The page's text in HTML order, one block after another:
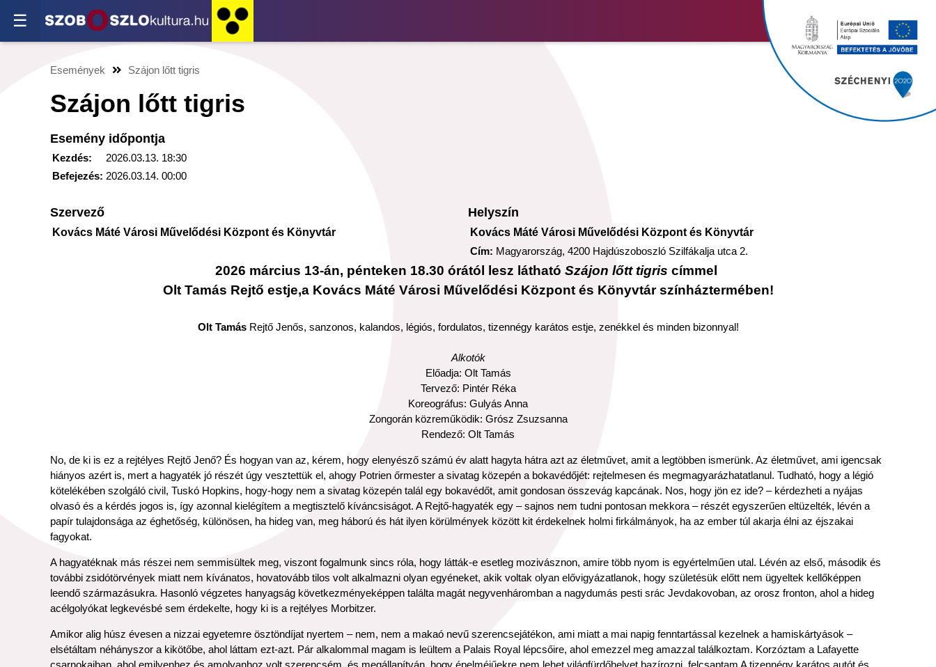
☰
Események Szájon lőtt tigris
Szájon lőtt tigris
Esemény időpontja
Kezdés:
2026.03.13. 18:30
Befejezés: 2026.03.14. 00:00
Szervező
Kovács Máté Városi Művelődési Központ és Könyvtár
Helyszín
Kovács Máté Városi Művelődési Központ és Könyvtár
Cím: Magyarország, 4200 Hajdúszoboszló Szilfákalja utca 2.
2026 március 13-án, pénteken 18.30 órától lesz látható Szájon lőtt tigris címmel
Olt Tamás Rejtő estje,a Kovács Máté Városi Művelődési Központ és Könyvtár színháztermében!
Olt Tamás Rejtő Jenős, sanzonos, kalandos, légiós, fordulatos, tizennégy karátos estje, zenékkel és minden bizonnyal!
Alkotók
Előadja: Olt Tamás
Tervező: Pintér Réka
Koreográfus: Gulyás Anna
Zongorán közreműködik: Grósz Zsuzsanna
Rendező: Olt Tamás
No, de ki is ez a rejtélyes Rejtő Jenő? És hogyan van az, kérem, hogy elenyésző számú év alatt hagyta hátra azt az életművet, amit a legtöbben ismerünk. Az életművet, ami igencsak
hiányos azért is, mert a hagyaték jó részét úgy vesztettük el, ahogy Potrien őrmester a sivatag közepén a bokavédőjét: rejtelmesen és megmagyarázhatatlanul. Tudható, hogy a légió
kötelékében szolgáló civil, Tuskó Hopkins, hogy-hogy nem a sivatag közepén talál egy bokavédőt, amit gondosan összevág kapcának. Nos, hogy jön ez ide? – kérdezheti a nyájas
olvasó és a kérdés jogos is, így azonnal kielégítem a megtisztelő kíváncsiságot. A Rejtő-hagyaték egy – sajnos nem tudni pontosan mekkora – részét egyszerűen eltüzelték, lévén a
papír tulajdonsága az éghetőség, különösen, ha hideg van, meg háború és hát ilyen körülmények között kit érdekelnek holmi firkálmányok, ha az ember túl akarja élni az éjszakai
fagyokat.
A hagyatéknak más részei nem semmisültek meg, viszont fogalmunk sincs róla, hogy látták-e esetleg mozivásznon, amire több nyom is egyértelműen utal. Lévén az első, második és
további zsidótörvények miatt nem kívánatos, hovatovább tilos volt alkalmazni olyan egyéneket, akik voltak olyan elővigyázatlanok, hogy születésük előtt nem ügyeltek kellőképpen
leendő származásukra. Hasonló végzetes hanyagság következményeképpen találta magát negyvenháromban a nagydumás pesti srác Jevdakovoban, az orosz fronton, ahol a hideg
acélgolyókat legkevésbé sem érdekelte, hogy ki is a rejtélyes Morbitzer.
Amikor alig húsz évesen a nizzai egyetemre ösztöndíjat nyertem – nem, nem a makaó nevű szerencsejátékon, ami miatt a mai napig fenntartással kezelnek a hamiskártyások –
elsétáltam néhányszor a kikötőbe, ahol láttam ezt-azt. Pár alkalommal magam is leültem a Palais Royal lépcsőire, ahol emezzel meg amazzal találkoztam. Korzóztam a Lafayette
csarnokaiban, ahol emilyenhez és amolyanhoz volt szerencsém, és megállapítván, hogy épelméjűekre nem lehet világfürdőhelyet bazírozni, felcsaptam A tizennégy karátos autót és